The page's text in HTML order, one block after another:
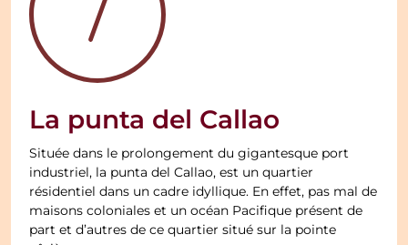
La punta del Callao
Située dans le prolongement du gigantesque port
industriel, la punta del Callao, est un quartier
résidentiel dans un cadre idyllique. En effet, pas mal de
maisons coloniales et un océan Pacifique présent de
part et d’autres de ce quartier situé sur la pointe